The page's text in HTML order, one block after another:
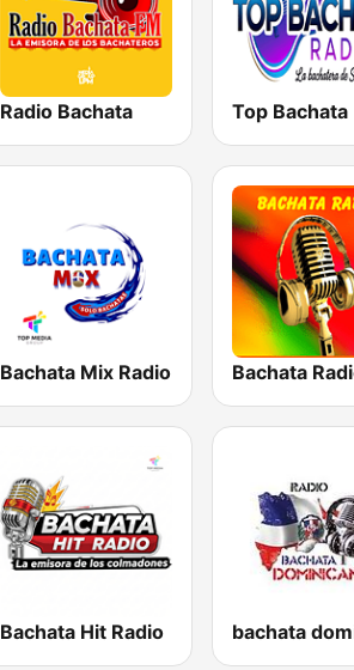
Radio Bachata
Bachata Mix Radio Bachata
Bachata Hit Radio